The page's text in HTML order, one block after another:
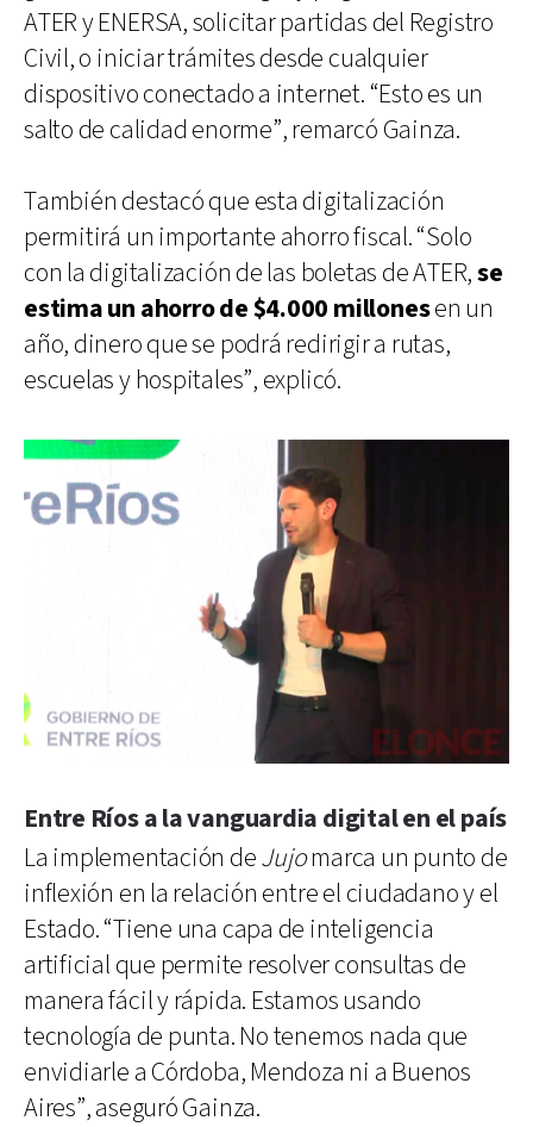
ATER y ENERSA, solicitar partidas del Registro
Civil, o iniciar trámites desde cualquier
dispositivo conectado a internet. “Esto es un
salto de calidad enorme”, remarcó Gainza.
También destacó que esta digitalización
permitirá un importante ahorro fiscal. “Solo
con la digitalización de las boletas de ATER,se
estima un ahorro de $4.000 millonesen un
año, dinero que se podrá redirigir a rutas,
escuelas y hospitales”, explicó.
Entre Ríos a la vanguardia digital en el país
La implementación deJujomarca un punto de
inflexión en la relación entre el ciudadano y el
Estado. “Tiene una capa de inteligencia
artificial que permite resolver consultas de
manera fácil y rápida. Estamos usando
tecnología de punta. No tenemos nada que
envidiarle a Córdoba, Mendoza ni a Buenos
Aires”, aseguró Gainza.